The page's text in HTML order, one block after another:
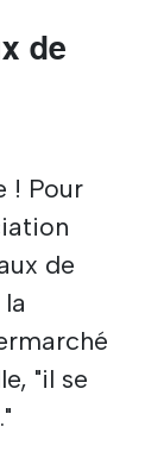
de
! Pour
de
"il se